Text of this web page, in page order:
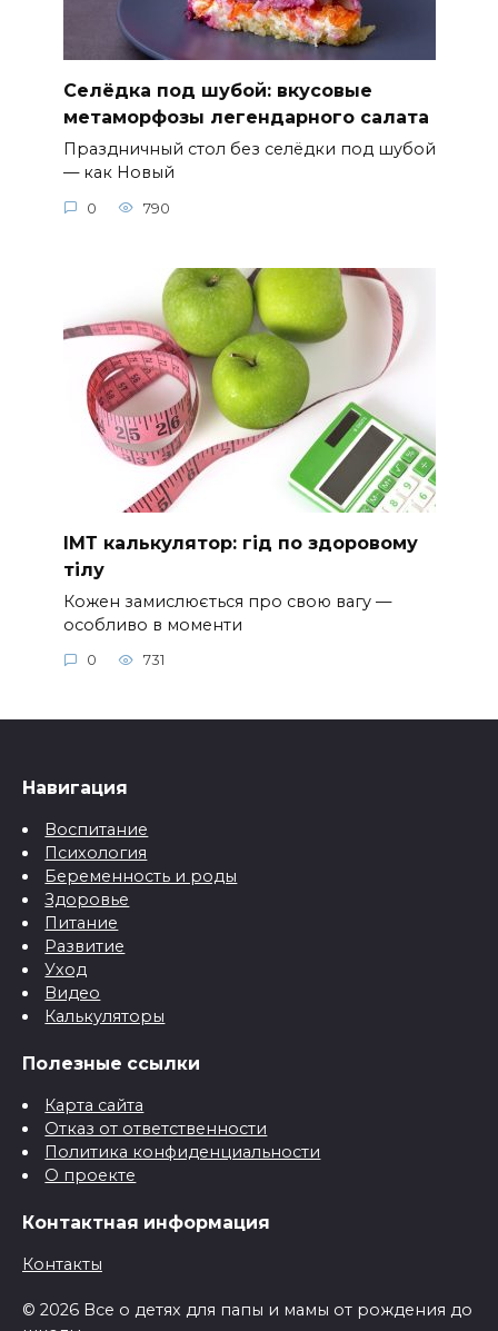
Селёдка под шубой: вкусовые
метаморфозы легендарного салата
Праздничный стол без селёдки под шубой
— как Новый
0 790
ІМТ калькулятор: гід по здоровому
тілу
Кожен замислюється про свою вагу —
особливо в моменти
0 731
Навигация
Воспитание
Психология
Беременность и роды
Здоровье
Питание
Развитие
Уход
Видео
Калькуляторы
Полезные ссылки
Карта сайта
Отказ от ответственности
Политика конфиденциальности
О проекте
Контактная информация
Контакты
© 2026 Все о детях для папы и мамы от рождения до